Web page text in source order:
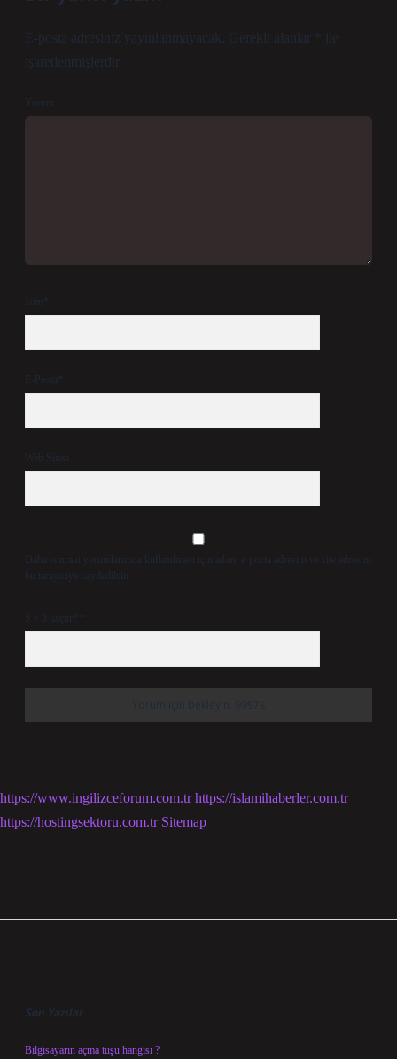
E-posta adresiniz yayınlanmayacak. Gerekli alanlar
ile
işaretlenmişlerdir
Yorum
İsim*
E-Posta*
Web Sitesi
Daha sonraki yorumlarımda kullanılması için adım, e-posta adresim ve site adresim
bu tarayıcıya kaydedilsin.
5 + 3 kaçtır? *
https://www.ingilizceforum.com.tr https://islamihaberler.com.tr
https://hostingsektoru.com.tr Sitemap
Son Yazılar
Bilgisayarın açma tuşu hangisi ?